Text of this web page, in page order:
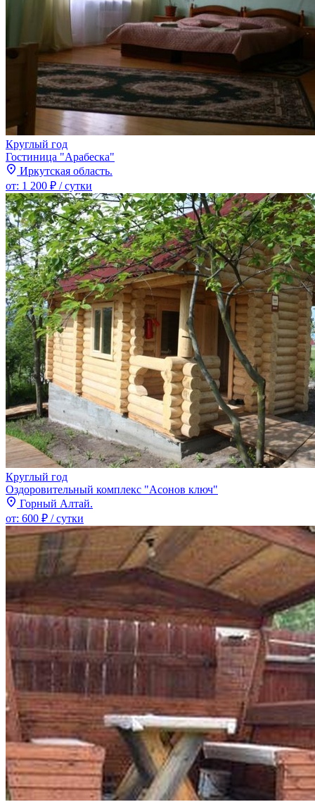
Круглый год
Гостиница "Арабеска"
Иркутская область.
от: 1 200 ₽ / сутки
Круглый год
Оздоровительный комплекс "Асонов ключ"
Горный Алтай.
от: 600 ₽ / сутки